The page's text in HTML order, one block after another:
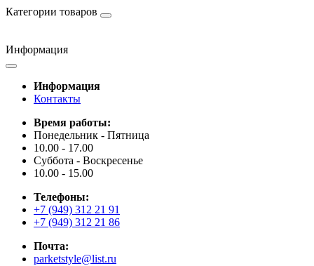
Категории товаров
Информация
Информация
Контакты
Время работы:
Понедельник - Пятница
10.00 - 17.00
Суббота - Воскресенье
10.00 - 15.00
Телефоны:
+7 (949) 312 21 91
+7 (949) 312 21 86
Почта:
parketstyle@list.ru